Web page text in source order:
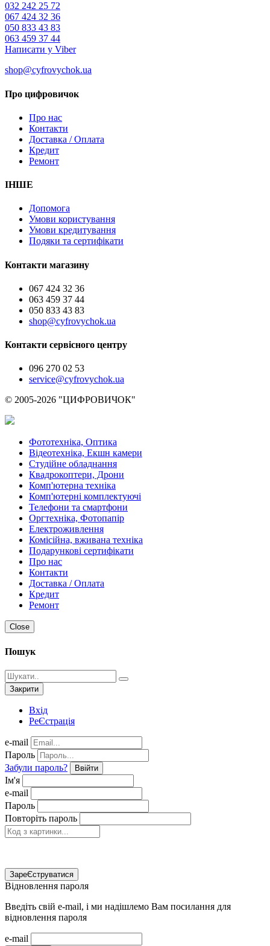
032 242 25 72
067 424 32 36
050 833 43 83
063 459 37 44
Написати у Viber
shop@cyfrovychok.ua
Про цифровичок
Про нас
Контакти
Доставка / Оплата
Кредит
Ремонт
ІНШЕ
Допомога
Умови користування
Умови кредитування
Подяки та сертифікати
Контакти магазину
067 424 32 36
063 459 37 44
050 833 43 83
shop@cyfrovychok.ua
Контакти сервісного центру
096 270 02 53
service@cyfrovychok.ua
© 2005-2026 "ЦИФРОВИЧОК"
Фототехніка, Оптика
Відеотехніка, Екшн камери
Студійне обладнання
Квадрокоптери, Дрони
Комп'ютерна техніка
Комп'ютерні комплектуючі
Телефони та смартфони
Оргтехніка, Фотопапір
Електроживлення
Комісійна, вживана техніка
Подарункові сертифікати
Про нас
Контакти
Доставка / Оплата
Кредит
Ремонт
Close
Пошук
Закрити
Вхід
РеЄстрація
e-mail
Пароль
Забули пароль?
Ввійти
Ім'я
e-mail
Пароль
Повторіть пароль
ЗареЄструватися
Відновлення пароля
Введіть свій e-mail, і ми надішлемо Вам посилання для
відновлення пароля
e-mail